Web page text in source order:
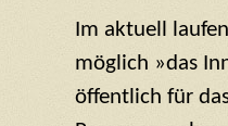
Im aktuell
möglich »das
öffentlich für